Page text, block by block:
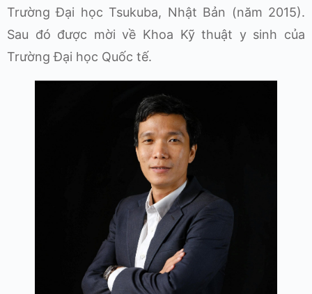
Trường Đại học Tsukuba, Nhật Bản (năm 2015).
Sau đó được mời về Khoa Kỹ thuật y sinh của
Trường Đại học Quốc tế.